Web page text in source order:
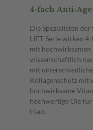
4-fach Anti-
Die Spezialisten
LIFT-Serie wirken
mit
wissenschaftlich
mit
Kollagenschutz mit
hochwirksame
hochwertige Öle
Haut.